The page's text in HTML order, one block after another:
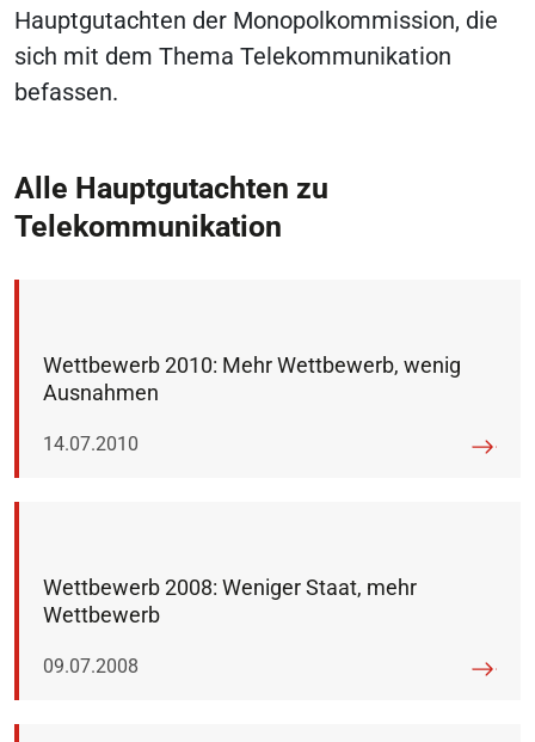
Hauptgutachten der Monopolkommission, die
sich mit dem Thema Telekommunikation
befassen.
Alle Hauptgutachten zu
Telekommunikation
Wettbewerb 2010: Mehr Wettbewerb, wenig
Ausnahmen
Veröffentlicht am:
14.07.2010
Wettbewerb 2008: Weniger Staat, mehr
Wettbewerb
Veröffentlicht am:
09.07.2008